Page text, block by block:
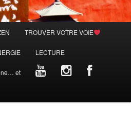
TROUVER VOTRE VOIE
LECTURE
et